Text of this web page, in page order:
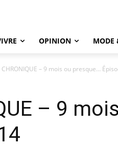
OPINION MODE
CHRONIQUE – 9 mois ou presque…
– 9